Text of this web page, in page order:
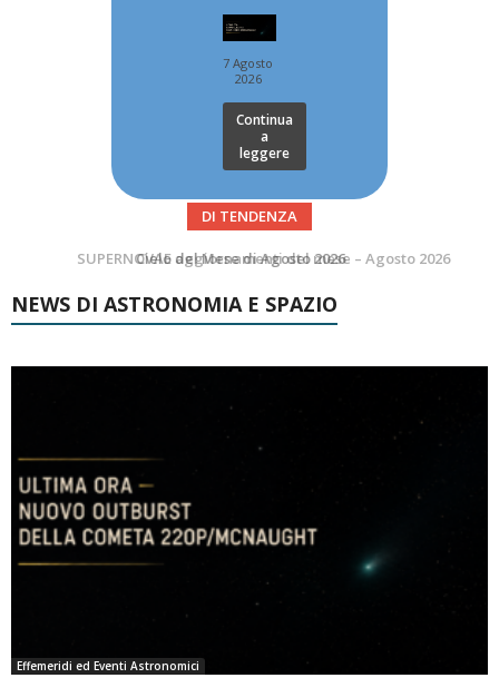
7 Agosto
2026
Continua
a
leggere
DI TENDENZA
SUPERNOVAE aggiornamenti del mese – Agosto 2026
NEWS DI ASTRONOMIA E SPAZIO
Effemeridi ed Eventi Astronomici